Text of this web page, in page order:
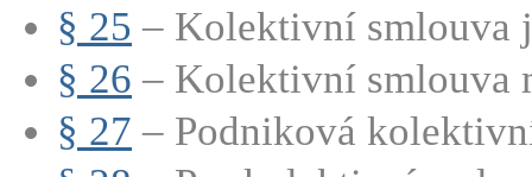
§ 25 – Kolektivní smlouva
§ 26 – Kolektivní smlouva
§ 27 – Podniková